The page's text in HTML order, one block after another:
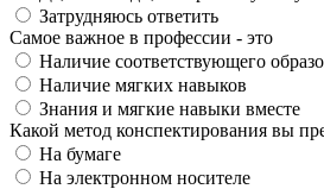
Затрудняюсь ответить
Самое важное в профессии - это
Наличие соответствующего
Наличие мягких навыков
Знания и мягкие навыки вместе
Какой метод конспектирования вы
На бумаге
На электронном носителе